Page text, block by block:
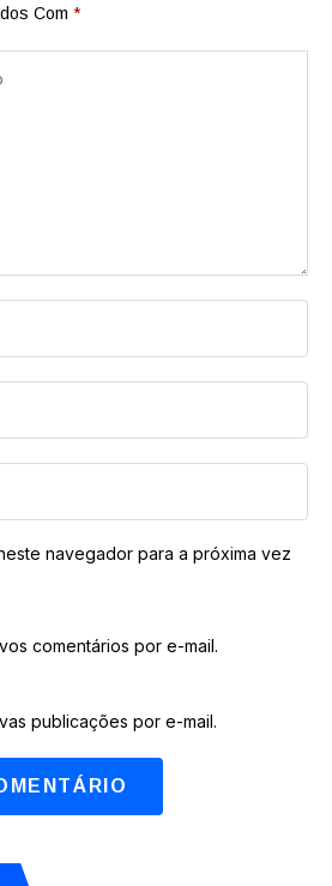
Com *
navegador para a próxima vez
comentários por e-mail.
publicações por e-mail.